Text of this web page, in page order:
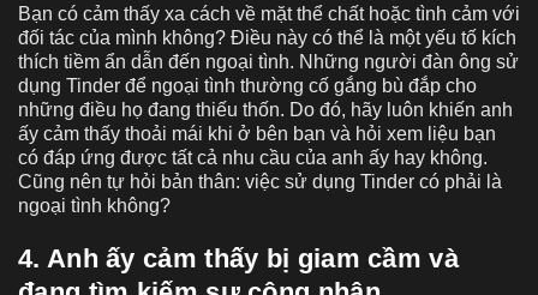
Bạn có cảm thấy xa cách về mặt thể chất hoặc tình cảm với
đối tác của mình không? Điều này có thể là một yếu tố kích
thích tiềm ẩn dẫn đến ngoại tình. Những người đàn ông sử
dụng Tinder để ngoại tình thường cố gắng bù đắp cho
những điều họ đang thiếu thốn. Do đó, hãy luôn khiến anh
ấy cảm thấy thoải mái khi ở bên bạn và hỏi xem liệu bạn
có đáp ứng được tất cả nhu cầu của anh ấy hay không.
Cũng nên tự hỏi bản thân: việc sử dụng Tinder có phải là
ngoại tình không?
4. Anh ấy cảm thấy bị giam cầm và